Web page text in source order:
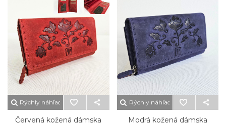
Rýchly náhľad
Červená kožená dámska
Rýchly náhľad
Modrá kožená dámska